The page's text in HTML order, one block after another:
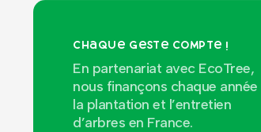
Chaque geste compte !
En partenariat avec EcoTree,
nous finançons chaque année
la plantation et l’entretien
d’arbres en France.